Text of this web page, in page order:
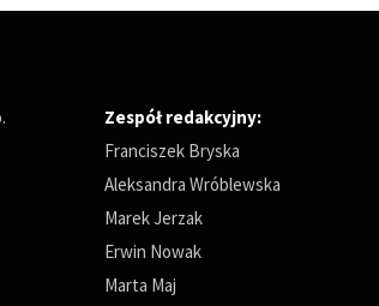
Zespół redakcyjny:
Franciszek Bryska
Aleksandra Wróblewska
Marek Jerzak
Erwin Nowak
Marta Maj